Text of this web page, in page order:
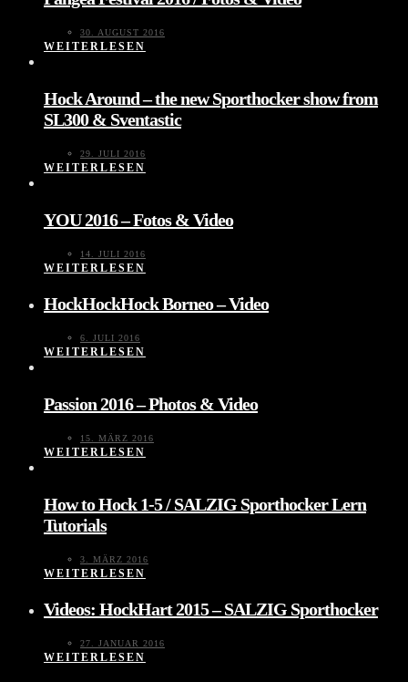
30. AUGUST 2016
WEITERLESEN
Hock Around – the new Sporthocker show from
SL300 & Sventastic
29. JULI 2016
WEITERLESEN
YOU 2016 – Fotos & Video
14. JULI 2016
WEITERLESEN
HockHockHock Borneo – Video
6. JULI 2016
WEITERLESEN
Passion 2016 – Photos & Video
15. MÄRZ 2016
WEITERLESEN
How to Hock 1-5 / SALZIG Sporthocker Lern
Tutorials
3. MÄRZ 2016
WEITERLESEN
Videos: HockHart 2015 – SALZIG Sporthocker
27. JANUAR 2016
WEITERLESEN